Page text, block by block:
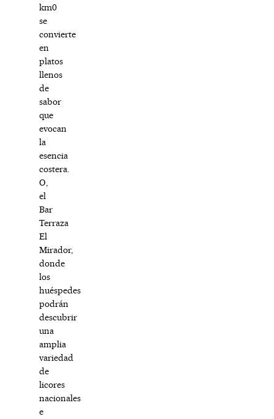
km0
se
convierte
en
platos
llenos
de
sabor
que
evocan
la
esencia
costera.
O,
el
Bar
Terraza
El
Mirador,
donde
los
huéspedes
podrán
descubrir
una
amplia
variedad
de
licores
nacionales
e